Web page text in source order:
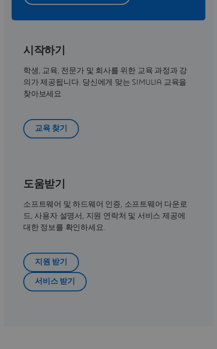
시작하기
학생, 교육, 전문가 및 회사를 위한 교육 과정과 강
의가 제공됩니다. 당신에게 맞는 SIMULIA 교육을
찾아보세요.
교육 찾기
도움받기
소프트웨어 및 하드웨어 인증, 소프트웨어 다운로
드, 사용자 설명서, 지원 연락처 및 서비스 제공에
대한 정보를 확인하세요.
지원 받기
서비스 받기